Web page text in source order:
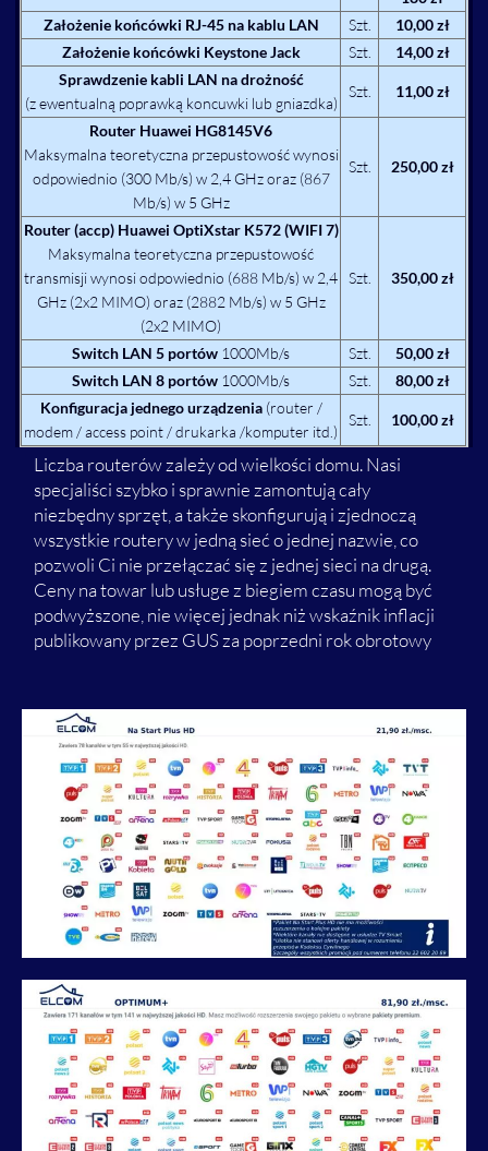
Założenie końcówki RJ-45 na kablu LAN
Szt.
10,00 zł
Założenie końcówki Keystone Jack
Szt.
14,00 zł
Sprawdzenie kabli LAN na drożność
(z ewentualną poprawką koncuwki lub gniazdka)
Szt. 11,00 zł
Router Huawei HG8145V6
Maksymalna teoretyczna przepustowość wynosi
odpowiednio (300 Mb/s) w 2,4 GHz oraz (867
Mb/s) w 5 GHz
Szt. 250,00 zł
Router (accp) Huawei OptiXstar K572 (WIFI 7)
Maksymalna teoretyczna przepustowość
transmisji wynosi odpowiednio (688 Mb/s) w 2,4
GHz (2x2 MIMO) oraz (2882 Mb/s) w 5 GHz
(2x2 MIMO)
Szt. 350,00 zł
Switch LAN 5 portów 1000Mb/s Szt.
50,00 zł
Switch LAN 8 portów 1000Mb/s Szt.
80,00 zł
Konfiguracja jednego urządzenia(router /
modem / access point / drukarka /komputer itd.)
Szt. 100,00 zł
Liczba routerów zależy od wielkości domu. Nasi
specjaliści szybko i sprawnie zamontują cały
niezbędny sprzęt, a także skonfigurują i zjednoczą
wszystkie routery w jedną sieć o jednej nazwie, co
pozwoli Ci nie przełączać się z jednej sieci na drugą.
Ceny na towar lub usługe z biegiem czasu mogą być
podwyższone, nie więcej jednak niż wskaźnik inflacji
publikowany przez GUS za poprzedni rok obrotowy